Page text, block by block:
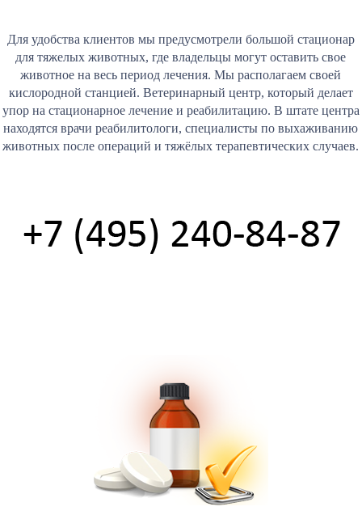
Для удобства клиентов мы предусмотрели большой стационар
для тяжелых животных, где владельцы могут оставить свое
животное на весь период лечения. Мы располагаем своей
кислородной станцией. Ветеринарный центр, который делает
упор на стационарное лечение и реабилитацию. В штате центра
находятся врачи реабилитологи, специалисты по выхаживанию
животных после операций и тяжёлых терапевтических случаев.